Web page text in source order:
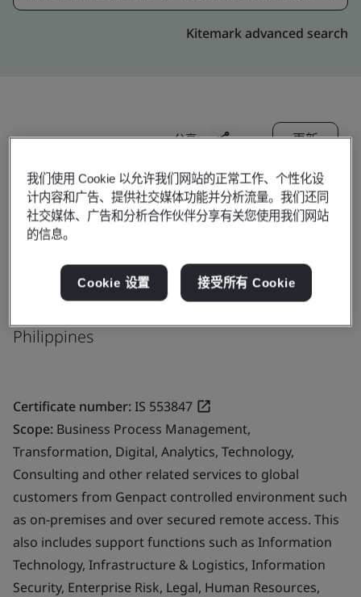
Kitemark advanced search
分享: 更新
Genpact
Philippines
6/F Two Cyberpod Centris bldg
Eton Centris, Edsa cor. Quezon Ave.
Philippines
Certificate number:IS 553847
Scope: Business Process Management,
Transformation, Digital, Analytics, Technology,
Consulting and other related services to global
customers from Genpact controlled environment such
as on-premises and over secured remote access. This
also includes support functions such as Information
Technology, Infrastructure & Logistics, Information
Security, Enterprise Risk, Legal, Human Resources,
我们使用 Cookie 以允许我们网站的正常工作、个性化设
计内容和广告、提供社交媒体功能并分析流量。我们还同
社交媒体、广告和分析合作伙伴分享有关您使用我们网站
的信息。
Cookie 设置 接受所有 Cookie